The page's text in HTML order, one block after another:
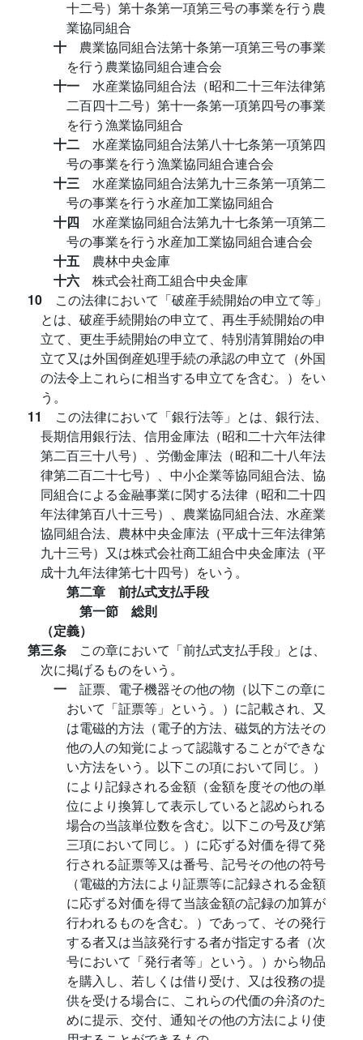
十二号）第十条第一項第三号の事業を行う農
業協同組合
十 農業協同組合法第十条第一項第三号の事業
を行う農業協同組合連合会
十一 水産業協同組合法（昭和二十三年法律第
二百四十二号）第十一条第一項第四号の事業
を行う漁業協同組合
十二 水産業協同組合法第八十七条第一項第四
号の事業を行う漁業協同組合連合会
十三 水産業協同組合法第九十三条第一項第二
号の事業を行う水産加工業協同組合
十四 水産業協同組合法第九十七条第一項第二
号の事業を行う水産加工業協同組合連合会
十五 農林中央金庫
十六 株式会社商工組合中央金庫
10 この法律において「破産手続開始の申立て等」
とは、破産手続開始の申立て、再生手続開始の申
立て、更生手続開始の申立て、特別清算開始の申
立て又は外国倒産処理手続の承認の申立て（外国
の法令上これらに相当する申立てを含む。）をい
う。
11 この法律において「銀行法等」とは、銀行法、
長期信用銀行法、信用金庫法（昭和二十六年法律
第二百三十八号）、労働金庫法（昭和二十八年法
律第二百二十七号）、中小企業等協同組合法、協
同組合による金融事業に関する法律（昭和二十四
年法律第百八十三号）、農業協同組合法、水産業
協同組合法、農林中央金庫法（平成十三年法律第
九十三号）又は株式会社商工組合中央金庫法（平
成十九年法律第七十四号）をいう。
第二章 前払式支払手段
第一節 総則
（定義）
第三条 この章において「前払式支払手段」とは、
次に掲げるものをいう。
一 証票、電子機器その他の物（以下この章に
おいて「証票等」という。）に記載され、又
は電磁的方法（電子的方法、磁気的方法その
他の人の知覚によって認識することができな
い方法をいう。以下この項において同じ。）
により記録される金額（金額を度その他の単
位により換算して表示していると認められる
場合の当該単位数を含む。以下この号及び第
三項において同じ。）に応ずる対価を得て発
行される証票等又は番号、記号その他の符号
（電磁的方法により証票等に記録される金額
に応ずる対価を得て当該金額の記録の加算が
行われるものを含む。）であって、その発行
する者又は当該発行する者が指定する者（次
号において「発行者等」という。）から物品
を購入し、若しくは借り受け、又は役務の提
供を受ける場合に、これらの代価の弁済のた
めに提示、交付、通知その他の方法により使